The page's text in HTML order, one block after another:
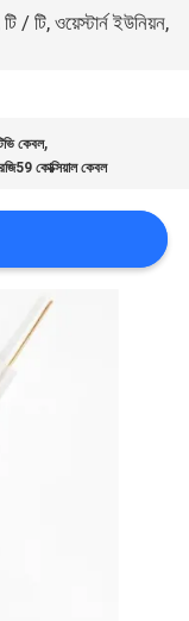
/ টি, ওয়েস্টার্ন ইউনিয়ন,
কেবল,
কোক্সিয়াল কেবল